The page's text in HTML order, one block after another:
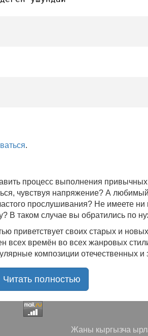
.
процесс выполнения
чувствуя напряжение? А
прослушивания? Не имеете
В таком случае вы обратились по
приветствует своих старых и
всех времён во всех жанровых
композиции отечественных и
качественной музыки в
альбомы
и новые релизы этого
музыкальный ассортимент на любой
подходит к созданию
Читать полностью
Жаны кыргызча